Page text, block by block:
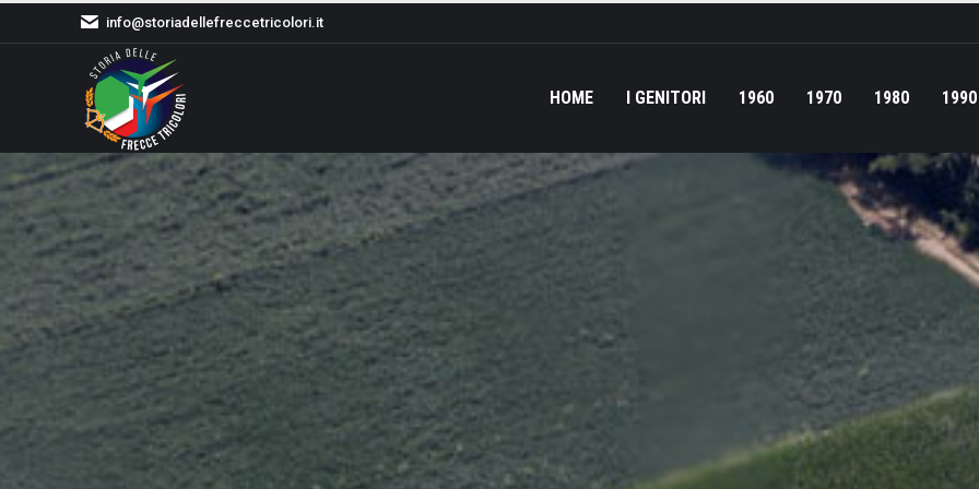
info@storiadellefreccetricolori.it
HOME I GENITORI 1960 1970 1980 1990